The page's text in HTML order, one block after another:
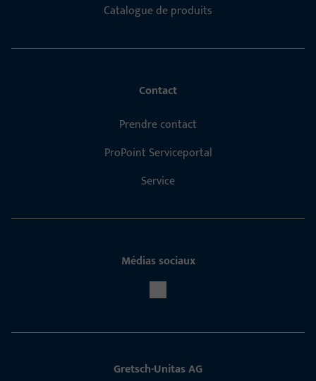
Catalogue de produits
Contact
Prendre contact
ProPoint Serviceportal
Service
Médias sociaux
Gretsch-Unitas AG